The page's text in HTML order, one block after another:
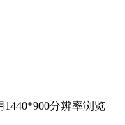
1440*900分辨率浏览